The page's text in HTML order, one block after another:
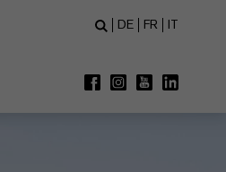
DE FR IT